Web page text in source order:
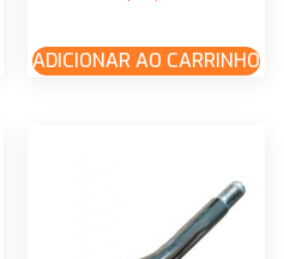
ADICIONAR AO CARRINHO